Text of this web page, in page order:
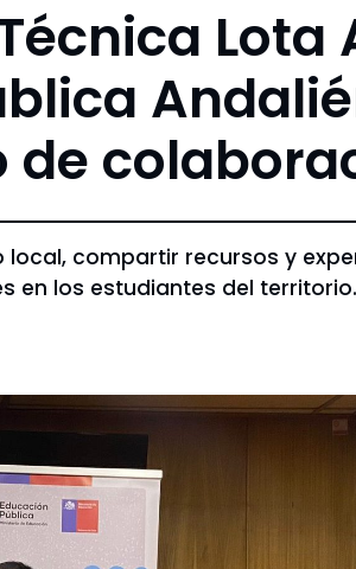
Lota
de
compartir recursos y
en los estudiantes del territorio.